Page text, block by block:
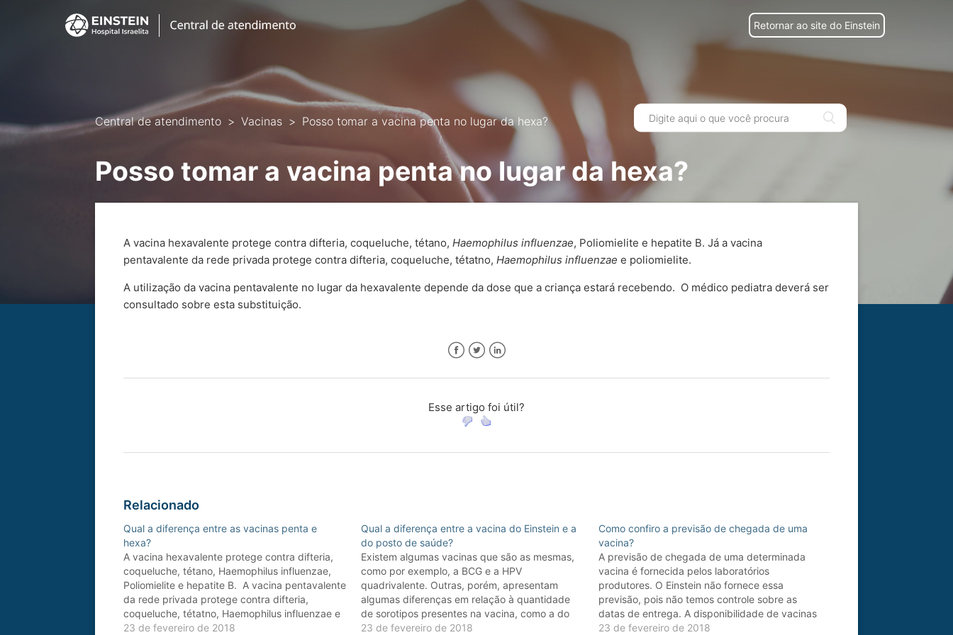
Retornar ao site do Einstein
Central de atendimento Vacinas Posso tomar a vacina penta no lugar da hexa?
Posso tomar a vacina penta no lugar da hexa?
A vacina hexavalente protege contra difteria, coqueluche, tétano,Haemophilus influenzae, Poliomielite e hepatite B. Já a vacina
pentavalente da rede privada protege contra difteria, coqueluche, tétatno,Haemophilus influenzae e poliomielite.
A utilização da vacina pentavalente no lugar da hexavalente depende da dose que a criança estará recebendo. O médico pediatra deverá ser
consultado sobre esta substituição.
Esse artigo foi útil?
Relacionado
Qual a diferença entre as vacinas penta e
hexa?
A vacina hexavalente protege contra difteria,
coqueluche, tétano, Haemophilus influenzae,
Poliomielite e hepatite B. A vacina pentavalente
da rede privada protege contra difteria,
coqueluche, tétatno, Haemophilus influenzae e
poliomielite. Portanto a hexavalente protege
23 de fevereiro de 2018
Qual a diferença entre a vacina do Einstein e a
do posto de saúde?
Existem algumas vacinas que são as mesmas,
como por exemplo, a BCG e a HPV
quadrivalente. Outras, porém, apresentam
algumas diferenças em relação à quantidade
de sorotipos presentes na vacina, como a do
rotavírus pentavalente utilizada no Einstein e a
23 de fevereiro de 2018
Como confiro a previsão de chegada de uma
vacina?
A previsão de chegada de uma determinada
vacina é fornecida pelos laboratórios
produtores. O Einstein não fornece essa
previsão, pois não temos controle sobre as
datas de entrega. A disponibilidade de vacinas
no Einstein pode ser conferida na página:
23 de fevereiro de 2018